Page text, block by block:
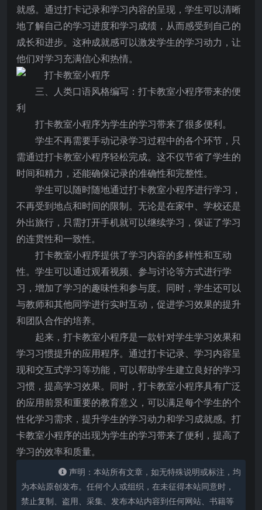
就感。通过打卡记录和学习内容的呈现，学生可以清晰
地了解自己的学习进度和学习成绩，从而感受到自己的
成长和进步。这种成就感可以激发学生的学习动力，让
他们对学习充满信心和热情。
三、人类口语风格编写：打卡教室小程序带来的便
利
打卡教室小程序为学生的学习带来了很多便利。
学生不再需要手动记录学习过程中的各个环节，只
需通过打卡教室小程序轻松完成。这不仅节省了学生的
时间和精力，还能确保记录的准确性和完整性。
学生可以随时随地通过打卡教室小程序进行学习，
不再受到地点和时间的限制。无论是在家中、学校还是
外出旅行，只需打开手机就可以继续学习，保证了学习
的连贯性和一致性。
打卡教室小程序提供了学习内容的多样性和互动
性。学生可以通过观看视频、参与讨论等方式进行学
习，增加了学习的趣味性和参与度。同时，学生还可以
与教师和其他同学进行实时互动，促进学习效果的提升
和团队合作的培养。
起来，打卡教室小程序是一款针对学生学习效果和
学习习惯提升的应用程序。通过打卡记录、学习内容呈
现和交互式学习等功能，可以帮助学生建立良好的学习
习惯，提高学习效果。同时，打卡教室小程序具有广泛
的应用前景和重要的教育意义，可以满足每个学生的个
性化学习需求，提升学生的学习动力和学习成就感。打
卡教室小程序的出现为学生的学习带来了便利，提高了
学习的效率和质量。
声明：本站所有文章，如无特殊说明或标注，均
为本站原创发布。任何个人或组织，在未征得本站同意时，
禁止复制、盗用、采集、发布本站内容到任何网站、书籍等